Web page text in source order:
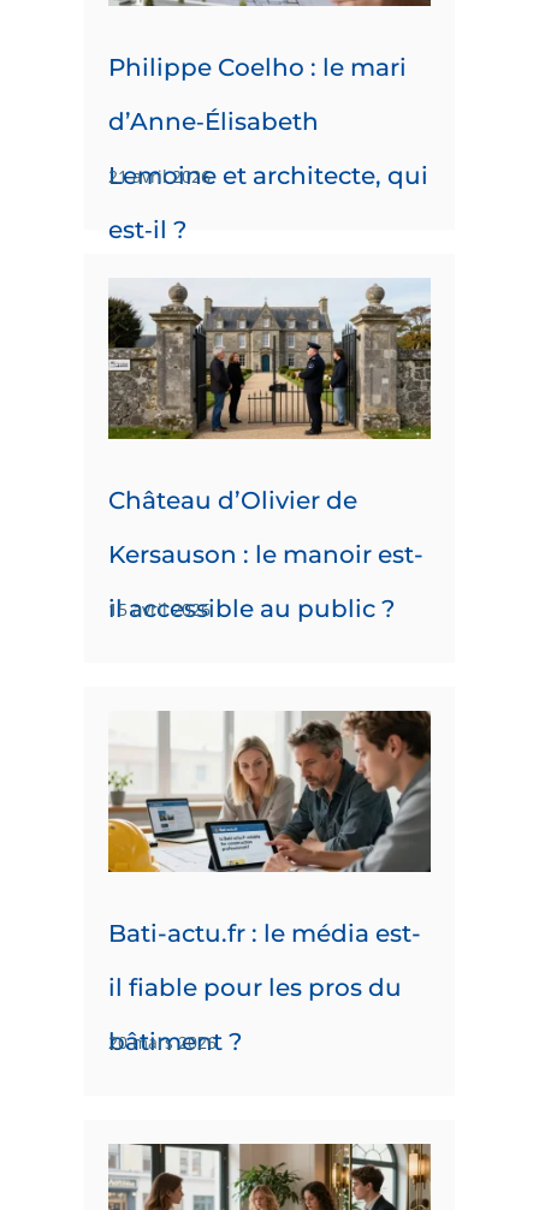
Philippe Coelho : le mari
d’Anne‑Élisabeth
Lemoine et architecte, qui
est‑il ?
21 avril 2026
Château d’Olivier de
Kersauson : le manoir est-
il accessible au public ?
15 avril 2026
Bati-actu.fr : le média est-
il fiable pour les pros du
bâtiment ?
20 mars 2026